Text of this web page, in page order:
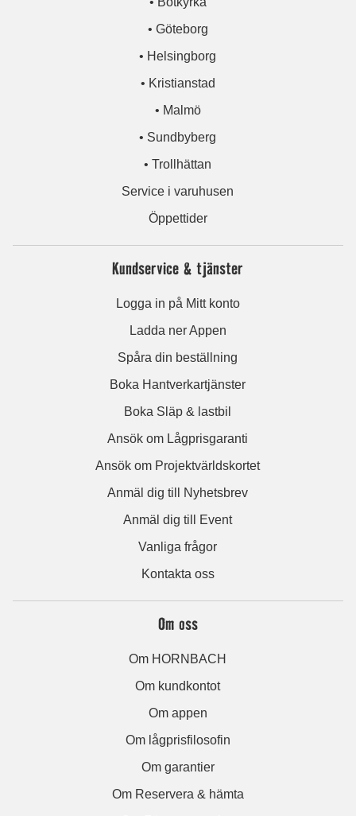
• Göteborg
• Helsingborg
• Kristianstad
• Malmö
• Sundbyberg
• Trollhättan
Service i varuhusen
Öppettider
Kundservice & tjänster
Logga in på Mitt konto
Ladda ner Appen
Spåra din beställning
Boka Hantverkartjänster
Boka Släp & lastbil
Ansök om Lågprisgaranti
Ansök om Projektvärldskortet
Anmäl dig till Nyhetsbrev
Anmäl dig till Event
Vanliga frågor
Kontakta oss
Om oss
Om HORNBACH
Om kundkontot
Om appen
Om lågprisfilosofin
Om garantier
Om Reservera & hämta